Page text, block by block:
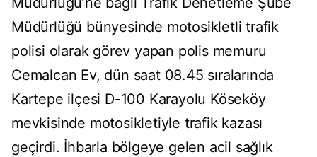
Müdürlüğü bünyesinde motosikletli trafik
polisi olarak görev yapan polis memuru
Cemalcan Ev, dün saat 08.45 sıralarında
Kartepe ilçesi D-100 Karayolu Köseköy
mevkisinde motosikletiyle trafik kazası
geçirdi. İhbarla bölgeye gelen acil sağlık